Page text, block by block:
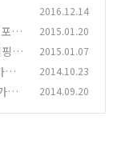
2016.12.14
스
2015.01.20
의
2015.01.07
을
2014.10.23
스
2014.09.20